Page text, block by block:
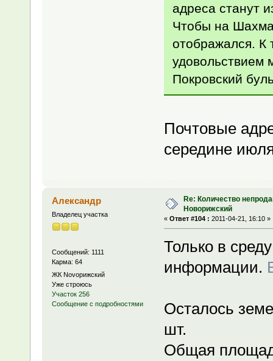
адреса станут
Чтобы на
отображался. К
удовольствием
Покровский
Почтовые
середине
Александр
Владелец участка
Сообщений: 1111
Карма: 64
ЖК Novoрижский
Уже строюсь
Участок 256
Сообщение с подробностями
Re: Количество
Новорижский
« Ответ #104 : 2011-04-21, 16:10 »
Только в
информации.
Осталось
шт.
Общая